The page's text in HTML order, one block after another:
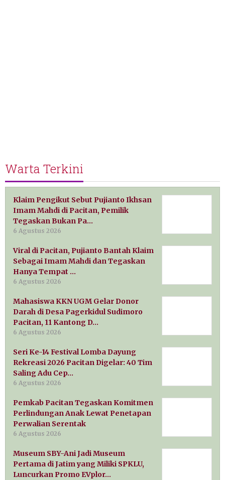
Warta Terkini
Klaim Pengikut Sebut Pujianto Ikhsan
Imam Mahdi di Pacitan, Pemilik
Tegaskan Bukan Pa…
6 Agustus 2026
Viral di Pacitan, Pujianto Bantah Klaim
Sebagai Imam Mahdi dan Tegaskan
Hanya Tempat …
6 Agustus 2026
Mahasiswa KKN UGM Gelar Donor
Darah di Desa Pagerkidul Sudimoro
Pacitan, 11 Kantong D…
6 Agustus 2026
Seri Ke-14 Festival Lomba Dayung
Rekreasi 2026 Pacitan Digelar: 40 Tim
Saling Adu Cep…
6 Agustus 2026
Pemkab Pacitan Tegaskan Komitmen
Perlindungan Anak Lewat Penetapan
Perwalian Serentak
6 Agustus 2026
Museum SBY-Ani Jadi Museum
Pertama di Jatim yang Miliki SPKLU,
Luncurkan Promo EVplor…